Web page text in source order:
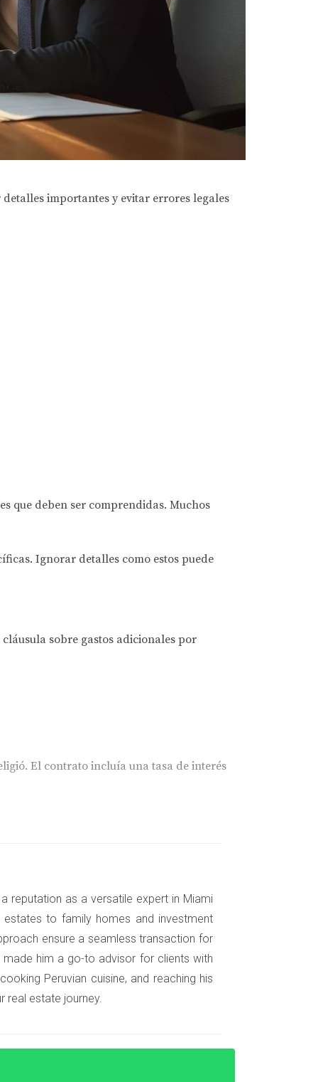
importantes y evitar errores legales
que deben ser comprendidas. Muchos
Ignorar detalles como estos puede
sobre gastos adicionales por
El contrato incluía una tasa de interés
decidió cancelar la compra, descubrió
condiciones y derechos de ambas
reputation as a versatile expert in Miami
estates to family homes and investment
ensure a seamless transaction for
him a go-to advisor for clients with
Peruvian cuisine, and reaching his
real estate journey.